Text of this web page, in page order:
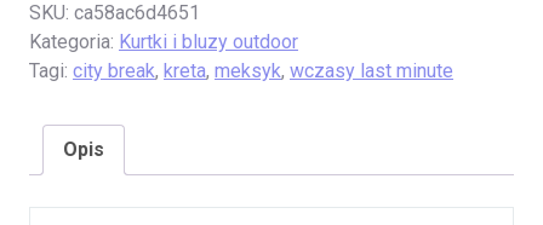
SKU: ca58ac6d4651
Kategoria: Kurtki i bluzy outdoor
Tagi: city break, kreta, meksyk, wczasy last minute
Opis